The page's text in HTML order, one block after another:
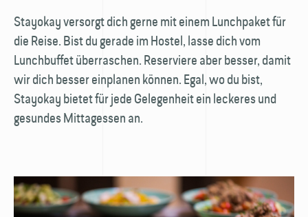
Stayokay versorgt dich gerne mit einem Lunch­paket für
die Reise. Bist du gerade im Hostel, lasse dich vom
Lunch­buffet überraschen. Reserviere aber besser, damit
wir dich besser einplanen können. Egal, wo du bist,
Stayokay bietet für jede Gelegenheit ein leckeres und
gesundes Mittag­essen an.